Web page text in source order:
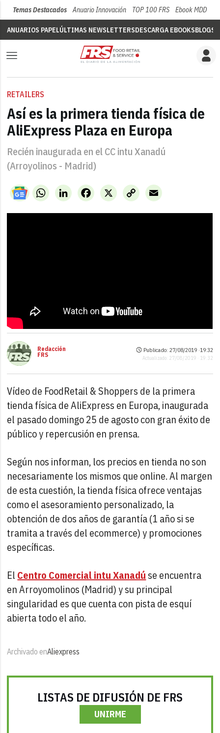
Temas Destacados Anuario Innovación TOP 100 FRS Ebook MDD
ANUARIOS PAPELÚLTIMAS NEWSLETTERSDESCARGA EBOOKSBLOGS
RETAILERS
Así es la primera tienda física de
AliExpress Plaza en Europa
Recién inaugurada en el CC intu Xanadú
(Arroyolinos - Madrid)
WhatsAppLinkedIn X
Facebook
Copy
Link
Email
Redacción
FRS
Publicado: 27/08/2019 ·19:32
Actualizado: 27/08/2019 · 19:32
Vídeo de FoodRetail & Shoppers de la primera
tienda física de AliExpress en Europa, inaugurada
el pasado domingo 25 de agosto con gran éxito de
público y repercusión en prensa.
Según nos informan, los precios en tienda no son
necesariamente los mismos que online. Al margen
de esta cuestión, la tienda física ofrece ventajas
como el asesoramiento personalizado, la
obtención de dos años de garantía (1 año si se
tramita a través del ecommerce) y promociones
específicas.
El Centro Comercial intu Xanadú se encuentra
en Arroyomolinos (Madrid) y su principal
singularidad es que cuenta con pista de esquí
abierta todo el año.
Archivado enAliexpress
LISTAS DE DIFUSIÓN DE FRS
UNIRME